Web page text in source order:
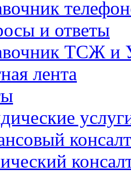
и ответы
ТСЖ и
лента